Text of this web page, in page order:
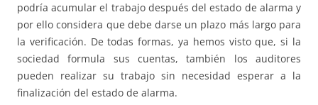
podría acumular el trabajo después del estado de alarma y
por ello considera que debe darse un plazo más largo para
la verificación. De todas formas, ya hemos visto que, si la
sociedad formula sus cuentas, también los auditores
pueden realizar su trabajo sin necesidad esperar a la
finalización del estado de alarma.